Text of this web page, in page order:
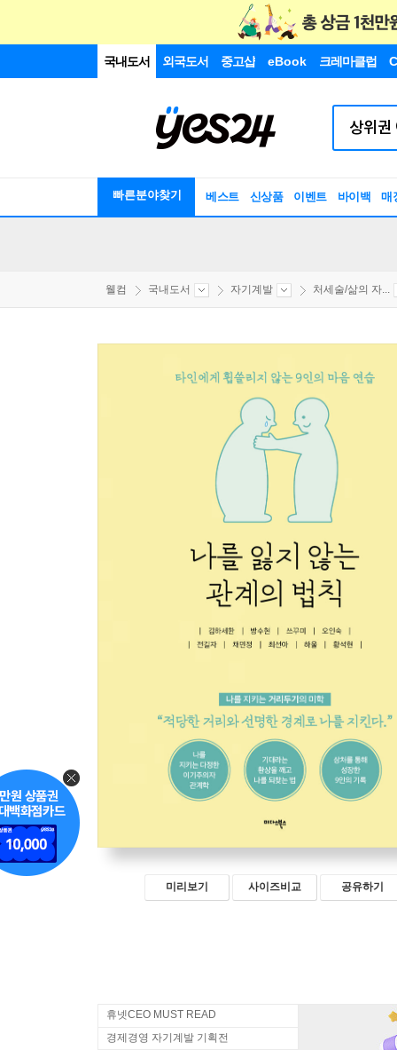
국내도서 외국도서 중고샵 eBook 크레마클럽
빠른분야찾기 베스트 신상품 이벤트 바이백 매
웰컴 국내도서 자기계발 처세술/삶의 자...
미리보기 사이즈비교 공유하기
휴넷CEO MUST READ
경제경영 자기계발 기획전